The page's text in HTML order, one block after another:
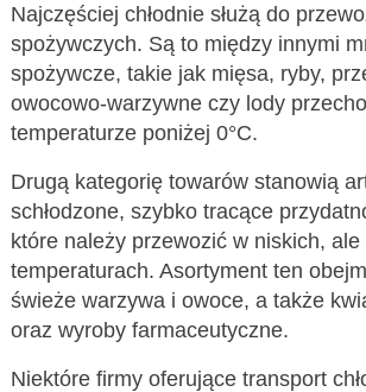
Najczęściej chłodnie służą do
spożywczych. Są to między innymi
spożywcze, takie jak mięsa, ryby,
owocowo-warzywne czy lody
temperaturze poniżej 0°C.
Drugą kategorię towarów stanowią
schłodzone, szybko tracące
które należy przewozić w niskich, ale
temperaturach. Asortyment ten
świeże warzywa i owoce, a także
oraz wyroby farmaceutyczne.
Niektóre firmy oferujące transport